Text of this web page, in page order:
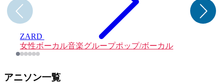
ZARD
女性ボーカル音楽グループポップ/ボーカル
アニソン一覧